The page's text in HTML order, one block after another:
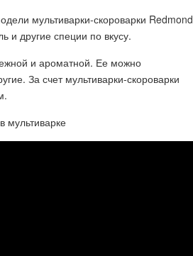
мультиварки-скороварки Redmond
и другие специи по вкусу.
и ароматной. Ее можно
За счет мультиварки-скороварки
мультиварке